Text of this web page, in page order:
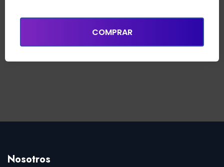
COMPRAR
Nosotros